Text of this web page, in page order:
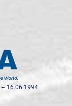
-- 16.06.1994